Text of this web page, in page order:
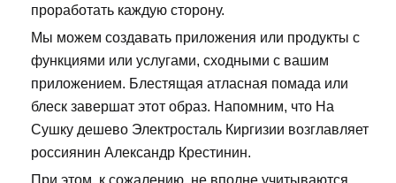
проработать каждую сторону.
Мы можем создавать приложения или продукты с
функциями или услугами, сходными с вашим
приложением. Блестящая атласная помада или
блеск завершат этот образ. Напомним, что На
Сушку дешево Электросталь Киргизии возглавляет
россиянин Александр Крестинин.
При этом, к сожалению, не вполне учитываются